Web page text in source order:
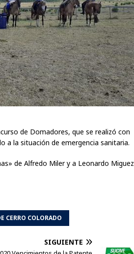
de Domadores, que se realizó con
a la situación de emergencia sanitaria.
de Alfredo Miler y a Leonardo Miguez
CERRO COLORADO
SIGUIENTE